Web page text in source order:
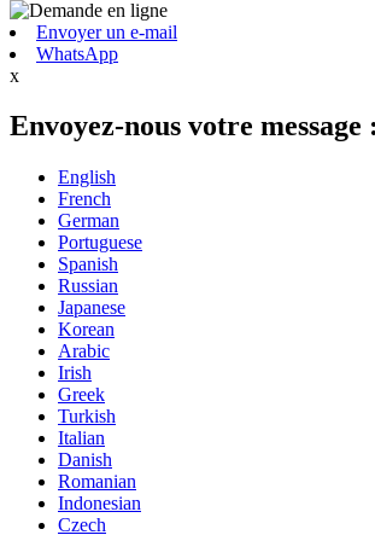
Envoyer un e-mail
WhatsApp
x
Envoyez-nous votre message :
English
French
German
Portuguese
Spanish
Russian
Japanese
Korean
Arabic
Irish
Greek
Turkish
Italian
Danish
Romanian
Indonesian
Czech